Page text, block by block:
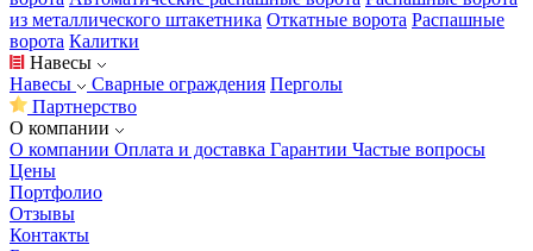
из металлического штакетника Откатные ворота Распашные
ворота Калитки
Навесы
Навесы
Сварные ограждения Перголы
Партнерство
О компании
О компании Оплата и доставка Гарантии Частые вопросы
Цены
Портфолио
Отзывы
Контакты